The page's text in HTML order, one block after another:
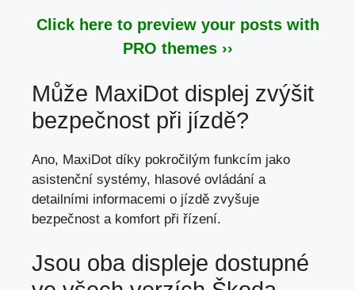
Click here to preview your posts with
PRO themes ››
Může MaxiDot displej zvýšit
bezpečnost při jízdě?
Ano, MaxiDot díky pokročilým funkcím jako
asistenční systémy, hlasové ovládání a
detailními informacemi o jízdě zvyšuje
bezpečnost a komfort při řízení.
Jsou oba displeje dostupné